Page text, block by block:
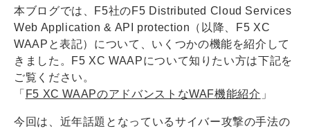
本ブログでは、F5社のF5 Distributed Cloud Services
Web Application & API protection（以降、F5 XC
WAAPと表記）について、いくつかの機能を紹介して
きました。F5 XC WAAPについて知りたい方は下記を
ご覧ください。
「 F5 XC WAAPのアドバンストなWAF機能紹介 」
今回は、近年話題となっているサイバー攻撃の手法の